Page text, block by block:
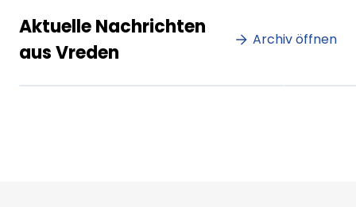
Aktuelle Nachrichten
aus Vreden
Archiv öffnen
Lorem ipsum Lorem ipsum